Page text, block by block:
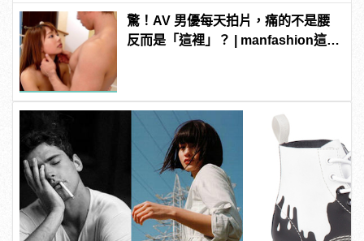
驚！AV 男優每天拍片，痛的不是腰
反而是「這裡」？ | manfashion這樣